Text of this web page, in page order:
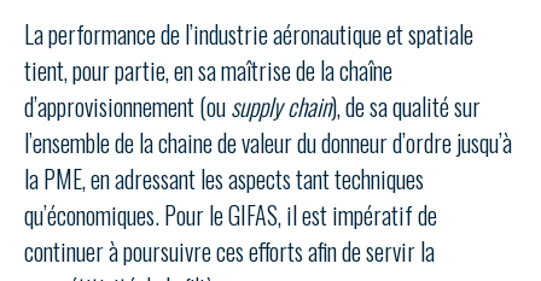
SYNTHÈSE DE PRESSE
AGENDA
COMMUNIQUÉS DE PRESSE
La performance de l’industrie aéronautique et spatiale
tient, pour partie, en sa maîtrise de la chaîne
d’approvisionnement (ousupply chain), de sa qualité sur
l’ensemble de la chaine de valeur du donneur d’ordre jusqu’à
la PME, en adressant les aspects tant techniques
qu’économiques. Pour le GIFAS, il est impératif de
continuer à poursuivre ces efforts afin de servir la
CONNEXION
PAS ENCORE ADHÉRENT ?
VOUS ÊTES UN PROFESSIONNEL DE LA FILIÈRE ?
DEMANDE D’ADHÉSION
Avez-vous un statut de droit français ?